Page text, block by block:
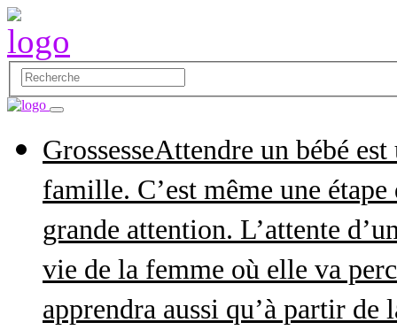
GrossesseAttendre un bébé
famille. C’est même une
grande attention. L’attente
vie de la femme où elle va
apprendra aussi qu’à partir